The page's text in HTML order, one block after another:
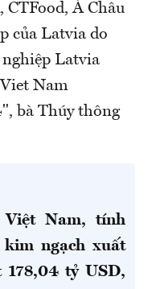
CTFood, Á Châu
của Latvia do
Latvia
Nam
bà Thúy thông
Nam, tính
ngạch xuất
tỷ USD,